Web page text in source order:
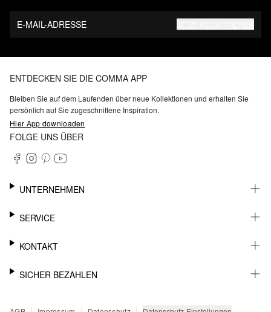
E-MAIL-ADRESSE
ENTDECKEN SIE DIE COMMA APP
Bleiben Sie auf dem Laufenden über neue Kollektionen und erhalten Sie
persönlich auf Sie zugeschnittene Inspiration.
Hier App downloaden
FOLGE UNS ÜBER
UNTERNEHMEN
KARRIERE
BARRIEREFREIHEIT
SERVICE
WHATSAPP
MEIN KONTO
KONTAKT
SUPPORT
SICHER BEZAHLEN